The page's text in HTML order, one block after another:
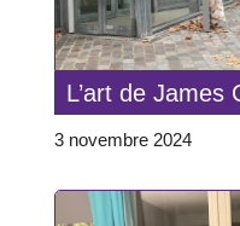
L’art de James
3 novembre 2024